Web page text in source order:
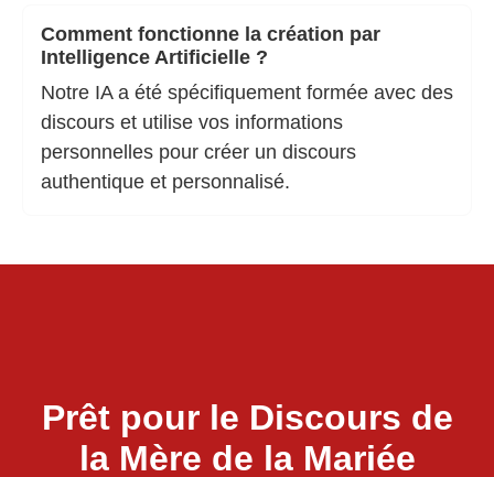
Comment fonctionne la création par
Intelligence Artificielle ?
Notre IA a été spécifiquement formée avec des
discours et utilise vos informations
personnelles pour créer un discours
authentique et personnalisé.
Prêt pour le Discours de
la Mère de la Mariée